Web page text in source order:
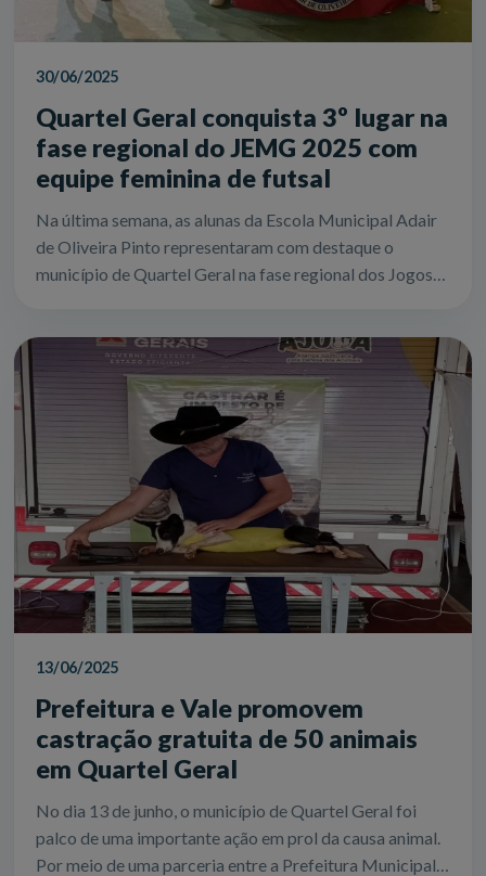
30/06/2025
Quartel Geral conquista 3º lugar na
fase regional do JEMG 2025 com
equipe feminina de futsal
Na última semana, as alunas da Escola Municipal Adair
de Oliveira Pinto representaram com destaque o
município de Quartel Geral na fase regional dos Jogos
13/06/2025
Prefeitura e Vale promovem
castração gratuita de 50 animais
em Quartel Geral
No dia 13 de junho, o município de Quartel Geral foi
palco de uma importante ação em prol da causa animal.
Por meio de uma parceria entre a Prefeitura Municipal,